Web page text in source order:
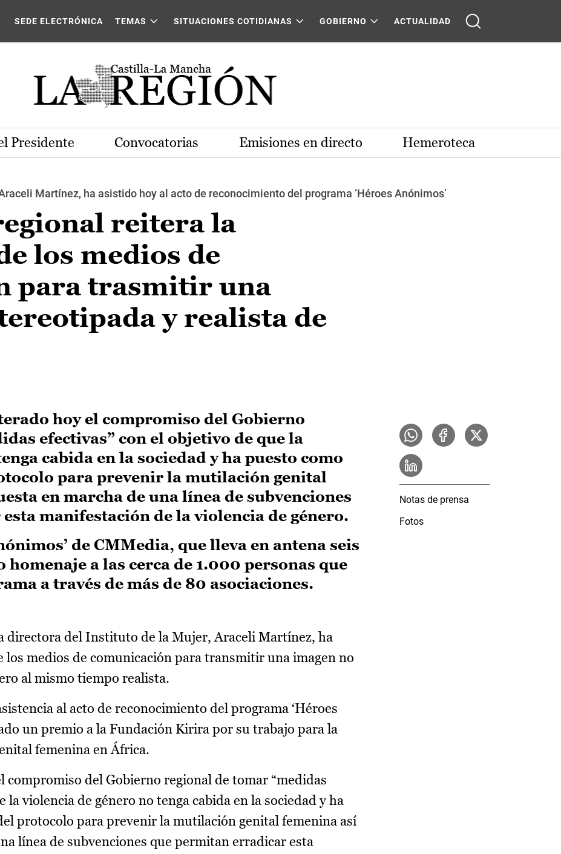
SEDE ELECTRÓNICA TEMAS SITUACIONES COTIDIANAS GOBIERNO ACTUALIDAD
Presidente Convocatorias Emisiones en directo Hemeroteca
Martínez, ha asistido hoy al acto de reconocimiento del programa ‘Héroes Anónimos’
reitera la
los medios de
para trasmitir una
y realista de
hoy el compromiso del Gobierno
efectivas” con el objetivo de que la
cabida en la sociedad y ha puesto como
para prevenir la mutilación genital
en marcha de una línea de subvenciones
manifestación de la violencia de género.
de CMMedia, que lleva en antena seis
a las cerca de 1.000 personas que
a través de más de 80 asociaciones.
directora del Instituto de la Mujer, Araceli Martínez, ha
medios de comunicación para transmitir una imagen no
al mismo tiempo realista.
al acto de reconocimiento del programa ‘Héroes
un premio a la Fundación Kirira por su trabajo para la
femenina en África.
del Gobierno regional de tomar “medidas
la violencia de género no tenga cabida en la sociedad y ha
protocolo para prevenir la mutilación genital femenina así
línea de subvenciones que permitan erradicar esta
Notas de prensa
Fotos